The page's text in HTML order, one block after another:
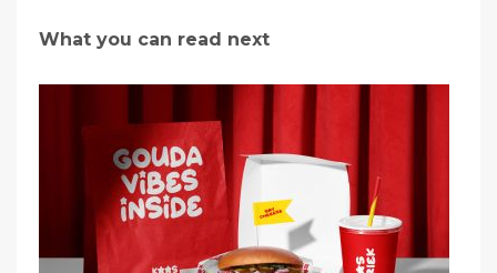
What you can read next